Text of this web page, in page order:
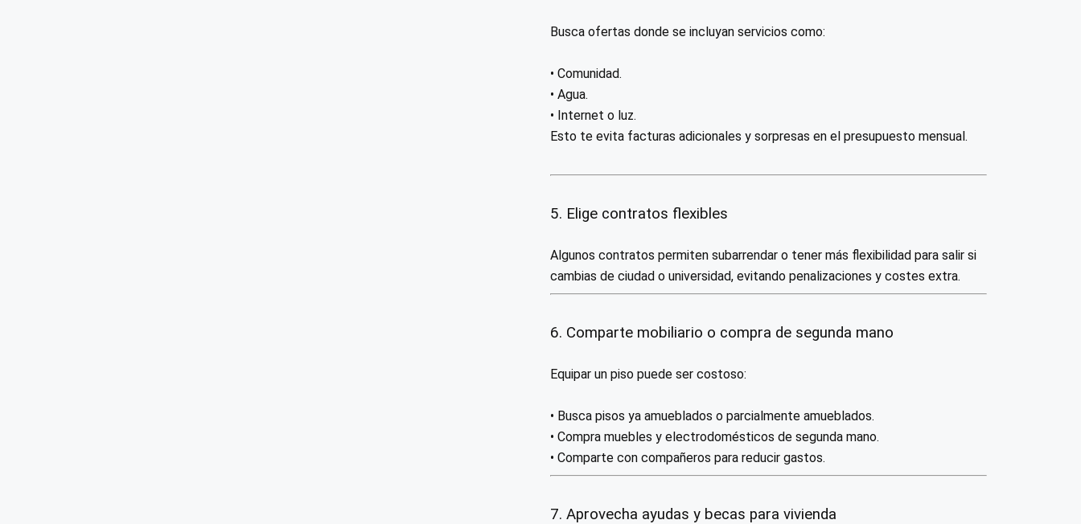
Busca ofertas donde se incluyan servicios como:
• Comunidad.
• Agua.
• Internet o luz.
Esto te evita facturas adicionales y sorpresas en el presupuesto mensual.
5. Elige contratos flexibles
Algunos contratos permiten subarrendar o tener más flexibilidad para salir si
cambias de ciudad o universidad, evitando penalizaciones y costes extra.
6. Comparte mobiliario o compra de segunda mano
Equipar un piso puede ser costoso:
• Busca pisos ya amueblados o parcialmente amueblados.
• Compra muebles y electrodomésticos de segunda mano.
• Comparte con compañeros para reducir gastos.
7. Aprovecha ayudas y becas para vivienda